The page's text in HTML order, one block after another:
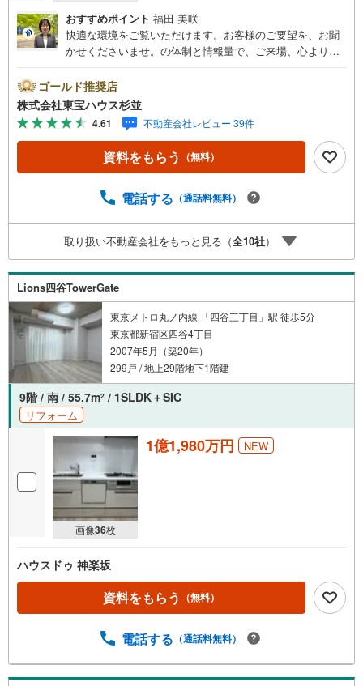
おすすめポイント 福田 美咲
快適な環境をご覧いただけます。お客様のご要望を、お聞
かせくださいませ。の体制と情報量で、ご来場、心よりお
「未来カレンダー」のご提案。・ 未来に起こるであろうご
自宅リフォームをオンライン上でご提案「ミラカレクラ
ブ」。・ 不動産売却時、ご自宅を綺麗にかつ瀟洒にさせる
CG加工ホームステイジングサービス。・ 購入者様へ、税
理士による確定申告の無料セミナーをご招待いたします。
◆ご予約に際して◆日時のご希望をお伝えください。（も
（居住中物件）の手配が必要な場合がございますのでご容
案内が可能となりますのでお手数ですがご一報ください。
◆物件のご案内は◆弊社へのご来社、お客様宅へのお迎
え・最寄駅での待ち合わせ、物件周辺のコンビニ等でお待
ち合わせなど、ご希望をお伝えください。ご希望条件をお
伝え頂けましたら、ご見学希望物件以外の資料も用意して
参ります。もちろん他の物件も併せてご案内させていただ
きます。
ゴールド推奨店
株式会社東宝ハウス杉並
4.61 不動産会社レビュー 39件
資料をもらう （無料）
電話する （通話料無料）
取り扱い不動産会社をもっと見る（全10社）
Lions四谷TowerGate
東京メトロ丸ノ内線 「四谷三丁目」駅 徒歩5分
東京都新宿区四谷4丁目
2007年5月（築20年）
299戸 / 地上29階地下1階建
9階 / 南 / 55.7m2 / 1SLDK＋SIC
リフォーム
画像36枚
1億1,980万円 NEW
ハウスドゥ 神楽坂
資料をもらう （無料）
電話する （通話料無料）